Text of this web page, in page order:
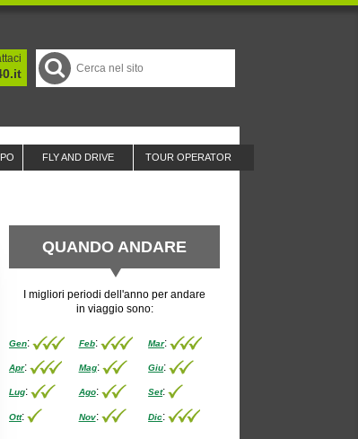
FLY AND DRIVE TOUR OPERATOR
QUANDO ANDARE
I migliori periodi dell'anno per andare
in viaggio sono:
Gen: Feb: Mar:
Apr: Mag: Giu:
Lug: Ago: Set:
Ott: Nov: Dic: